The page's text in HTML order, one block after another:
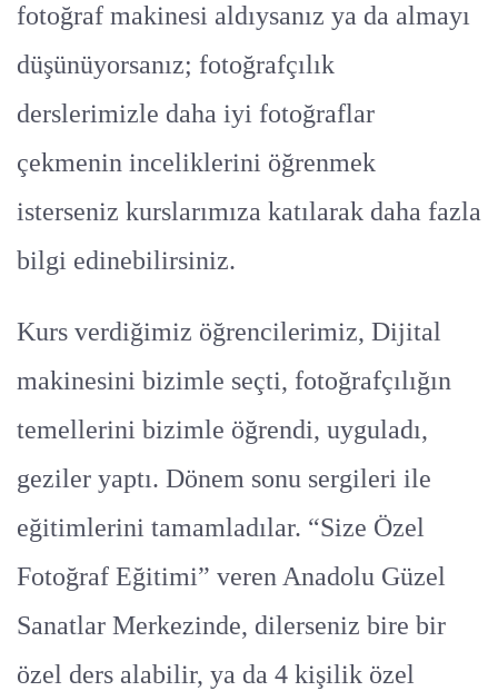
fotoğraf makinesi aldıysanız ya da almayı
düşünüyorsanız; fotoğrafçılık
derslerimizle daha iyi fotoğraflar
çekmenin inceliklerini öğrenmek
isterseniz kurslarımıza katılarak daha fazla
bilgi edinebilirsiniz.
Kurs verdiğimiz öğrencilerimiz, Dijital
makinesini bizimle seçti, fotoğrafçılığın
temellerini bizimle öğrendi, uyguladı,
geziler yaptı. Dönem sonu sergileri ile
eğitimlerini tamamladılar. “Size Özel
Fotoğraf Eğitimi” veren Anadolu Güzel
Sanatlar Merkezinde, dilerseniz bire bir
özel ders alabilir, ya da 4 kişilik özel